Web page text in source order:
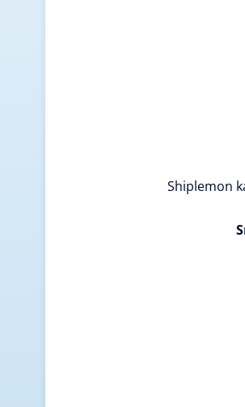
Shiplemon